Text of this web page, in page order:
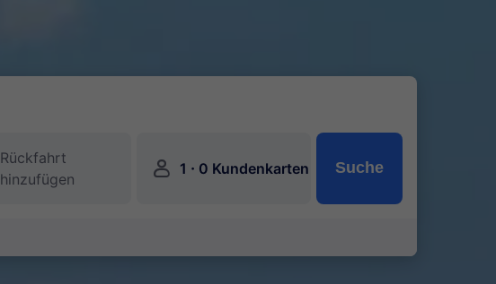
Rückfahrt
hinzufügen
󱍂 1 · 0 Kundenkarten Suche